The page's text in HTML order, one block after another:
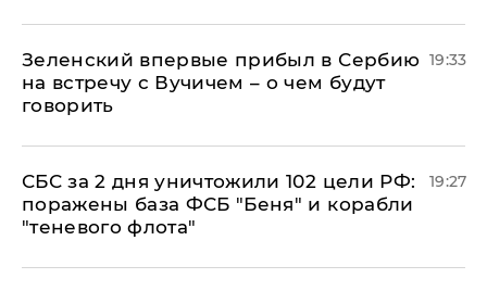
Зеленский впервые прибыл в Сербию
на встречу с Вучичем – о чем будут
говорить
19:33
СБС за 2 дня уничтожили 102 цели РФ:
поражены база ФСБ "Беня" и корабли
"теневого флота"
19:27